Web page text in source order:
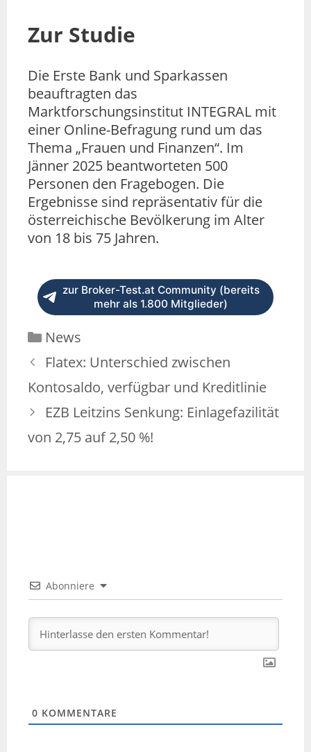
Zur Studie
Die Erste Bank und Sparkassen
beauftragten das
Marktforschungsinstitut INTEGRAL mit
einer Online-Befragung rund um das
Thema „Frauen und Finanzen“. Im
Jänner 2025 beantworteten 500
Personen den Fragebogen. Die
Ergebnisse sind repräsentativ für die
österreichische Bevölkerung im Alter
von 18 bis 75 Jahren.
zur Broker-Test.at Community (bereits
mehr als 1.800 Mitglieder)
News
Flatex: Unterschied zwischen
Kontosaldo, verfügbar und Kreditlinie
EZB Leitzins Senkung: Einlagefazilität
von 2,75 auf 2,50 %!
Abonniere
0 KOMMENTARE